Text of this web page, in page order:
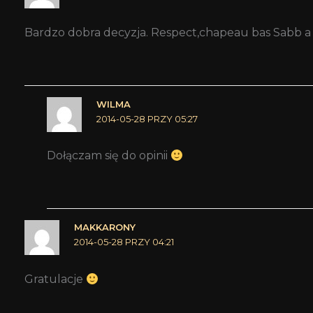
Bardzo dobra decyzja. Respect,chapeau bas Sabb
WILMA
2014-05-28 PRZY 05:27
Dołączam się do opinii
MAKKARONY
2014-05-28 PRZY 04:21
Gratulacje